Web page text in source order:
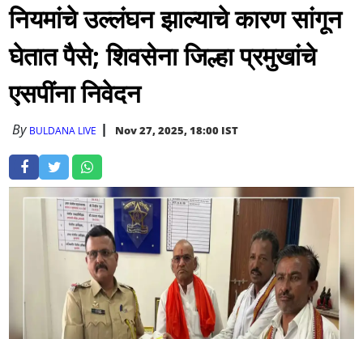
नियमांचे उल्लंघन झाल्याचे कारण सांगून
घेतात पैसे; शिवसेना जिल्हा प्रमुखांचे
एसपींना निवेदन
By BULDANA LIVE Nov 27, 2025, 18:00 IST